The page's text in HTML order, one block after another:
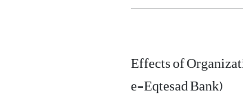
Effects of
e-Eqtesad Bank)